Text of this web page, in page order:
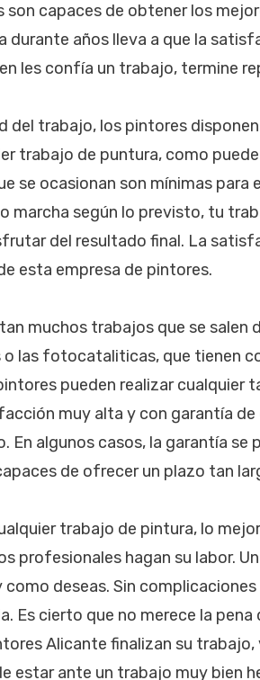
capaces de obtener los
durante años lleva a que la
les confía un trabajo, termine
del trabajo, los pintores
trabajo de puntura, como
se ocasionan son mínimas para
marcha según lo previsto, tu
del resultado final. La
esta empresa de pintores.
muchos trabajos que se salen
o las fotocataliticas, que tienen
pueden realizar cualquier
muy alta y con garantía de
En algunos casos, la garantía se
de ofrecer un plazo tan
trabajo de pintura, lo
profesionales hagan su labor.
deseas. Sin
Es cierto que no merece la
Alicante finalizan su trabajo,
estar ante un trabajo muy bien